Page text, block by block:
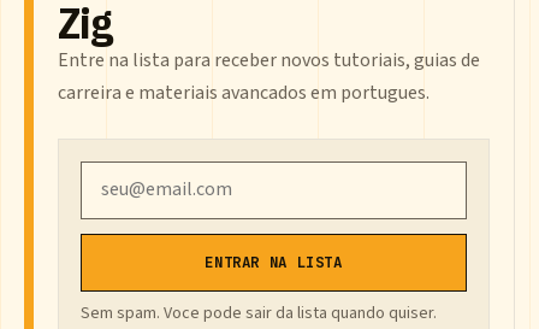
Zig
Entre na lista para receber novos tutoriais, guias de
carreira e materiais avancados em portugues.
ENTRAR NA LISTA
Sem spam. Voce pode sair da lista quando quiser.